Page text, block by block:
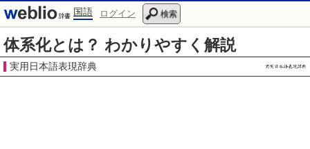
国語 ログイン 検索
体系化とは？ わかりやすく解説
実用日本語表現辞典